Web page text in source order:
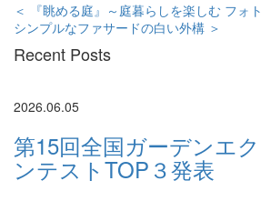
＜ 『眺める庭』～庭暮らしを楽しむ フォ
シンプルなファサードの白い外構 ＞
Recent Posts
2026.06.05
第15回全国ガーデンエ
ンテストTOP３発表